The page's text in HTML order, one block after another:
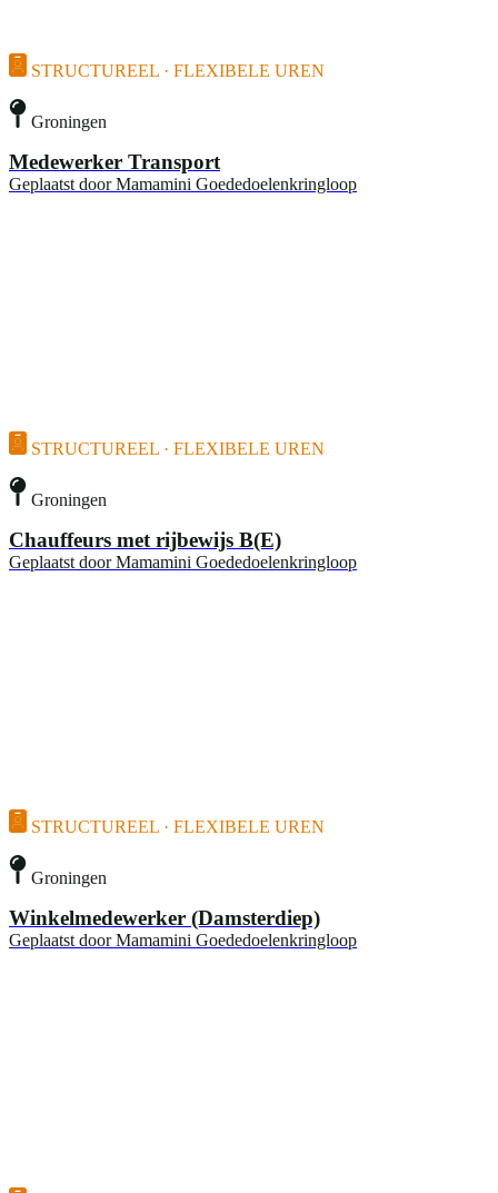
STRUCTUREEL · FLEXIBELE UREN
Groningen
Medewerker Transport
Geplaatst door Mamamini Goededoelenkringloop
STRUCTUREEL · FLEXIBELE UREN
Groningen
Chauffeurs met rijbewijs B(E)
Geplaatst door Mamamini Goededoelenkringloop
STRUCTUREEL · FLEXIBELE UREN
Groningen
Winkelmedewerker (Damsterdiep)
Geplaatst door Mamamini Goededoelenkringloop